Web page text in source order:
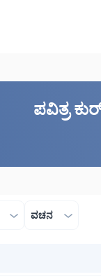
ಪವಿತ್ರ
ವಚನ